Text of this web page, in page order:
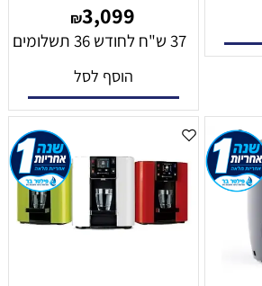
₪3,099
37 ש"ח לחודש 36 תשלומים
הוסף לסל